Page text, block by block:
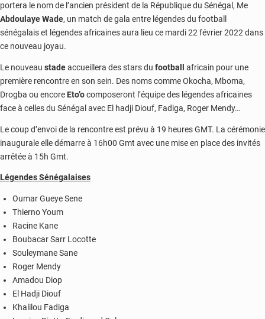
portera le nom de l’ancien président de la République du Sénégal, Me
Abdoulaye Wade, un match de gala entre légendes du football
sénégalais et légendes africaines aura lieu ce mardi 22 février 2022 dans
ce nouveau joyau.
Le nouveau stadeaccueillera des stars du football
africain pour une
première rencontre en son sein. Des noms comme Okocha, Mboma,
Drogba ou encore Eto’ocomposeront l’équipe des légendes africaines
face à celles du Sénégal avec El hadji Diouf, Fadiga, Roger Mendy…
Le coup d’envoi de la rencontre est prévu à 19 heures GMT. La cérémonie
inaugurale elle démarre à 16h00 Gmt avec une mise en place des invités
arrêtée à 15h Gmt.
Légendes Sénégalaises
Oumar Gueye Sene
Thierno Youm
Racine Kane
Boubacar Sarr Locotte
Souleymane Sane
Roger Mendy
Amadou Diop
El Hadji Diouf
Khalilou Fadiga